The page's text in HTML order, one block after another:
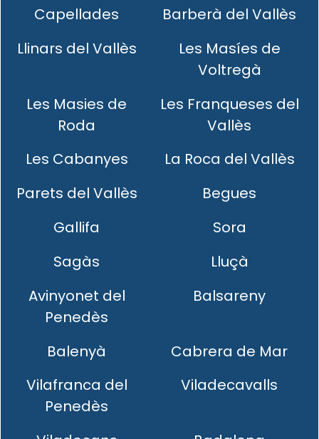
Capellades
Barberà del Vallès
Llinars del Vallès
Les Masíes de
Voltregà
Les Masies de
Roda
Les Franqueses del
Vallès
Les Cabanyes
La Roca del Vallès
Parets del Vallès
Begues
Gallifa
Sora
Sagàs
Lluçà
Avinyonet del
Penedès
Balsareny
Balenyà
Cabrera de Mar
Vilafranca del
Penedès
Viladecavalls